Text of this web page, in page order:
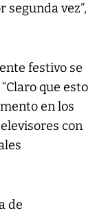
vez”,
festivo se
que esto
en los
con
de